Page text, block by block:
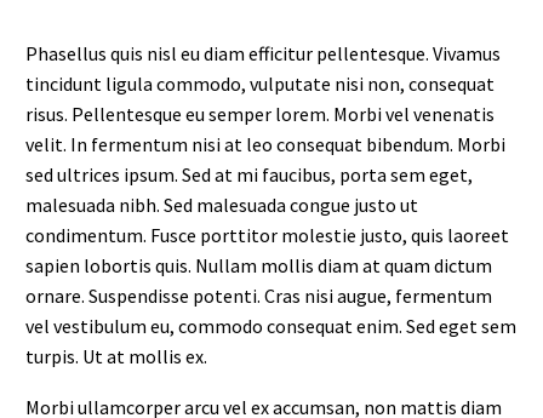
Phasellus quis nisl eu diam efficitur pellentesque. Vivamus
tincidunt ligula commodo, vulputate nisi non, consequat
risus. Pellentesque eu semper lorem. Morbi vel venenatis
velit. In fermentum nisi at leo consequat bibendum. Morbi
sed ultrices ipsum. Sed at mi faucibus, porta sem eget,
malesuada nibh. Sed malesuada congue justo ut
condimentum. Fusce porttitor molestie justo, quis laoreet
sapien lobortis quis. Nullam mollis diam at quam dictum
ornare. Suspendisse potenti. Cras nisi augue, fermentum
vel vestibulum eu, commodo consequat enim. Sed eget sem
turpis. Ut at mollis ex.
Morbi ullamcorper arcu vel ex accumsan, non mattis diam